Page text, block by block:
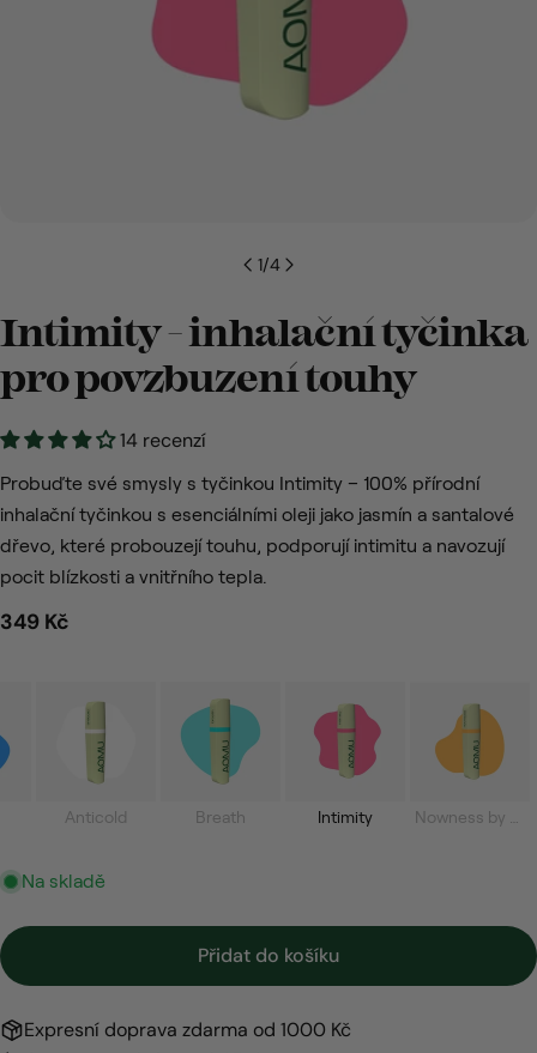
1/4
Intimity – inhalační tyčinka
pro povzbuzení touhy
14 recenzí
Probuďte své smysly s tyčinkou Intimity – 100% přírodní
inhalační tyčinkou s esenciálními oleji jako jasmín a santalové
dřevo, které probouzejí touhu, podporují intimitu a navozují
pocit blízkosti a vnitřního tepla.
Běžná
349 Kč
Anticold Breath Intimity Nowness by
Na skladě
Přidat do košíku
Expresní doprava zdarma od 1000 Kč
Sdílejte tento produkt
kopírovat
Sdílet
e-
mail
Tvůj
telefon
zpráva
Odeslat dotaz